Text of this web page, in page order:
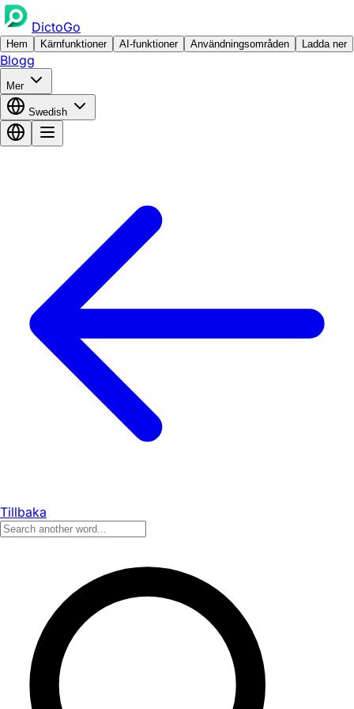
DictoGo
Hem Kärnfunktioner AI-funktioner Användningsområden Ladda ner
Blogg
Mer
Swedish
Tillbaka